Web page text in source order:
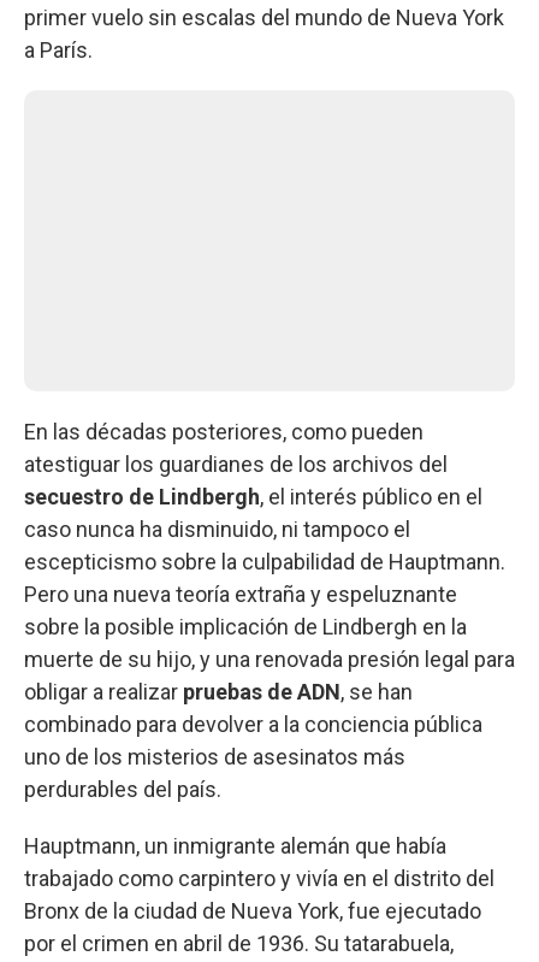
primer vuelo sin escalas del mundo de Nueva York
a París.
En las décadas posteriores, como pueden
atestiguar los guardianes de los archivos del
secuestro de Lindbergh, el interés público en el
caso nunca ha disminuido, ni tampoco el
escepticismo sobre la culpabilidad de Hauptmann.
Pero una nueva teoría extraña y espeluznante
sobre la posible implicación de Lindbergh en la
muerte de su hijo, y una renovada presión legal para
obligar a realizar pruebas de ADN, se han
combinado para devolver a la conciencia pública
uno de los misterios de asesinatos más
perdurables del país.
Hauptmann, un inmigrante alemán que había
trabajado como carpintero y vivía en el distrito del
Bronx de la ciudad de Nueva York, fue ejecutado
por el crimen en abril de 1936. Su tatarabuela,